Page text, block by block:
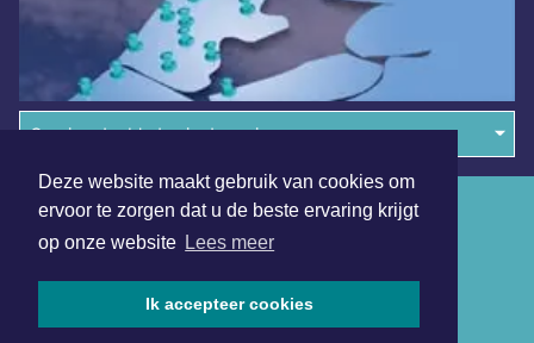
Deze website maakt gebruik van cookies om
ervoor te zorgen dat u de beste ervaring krijgt
op onze website Lees meer
Ik accepteer cookies
Overige dagbladen in de regio
Algemene voorwaarden
Disclaimer